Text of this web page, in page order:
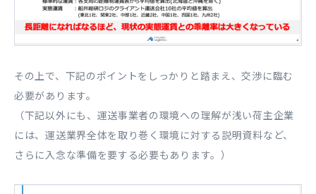
その上で、下記のポイントをしっかりと踏まえ、交渉に臨む
必要があります。
（下記以外にも、運送事業者の環境への理解が浅い荷主企業
には、運送業界全体を取り巻く環境に対する説明資料など、
さらに入念な準備を要する必要もあります。）